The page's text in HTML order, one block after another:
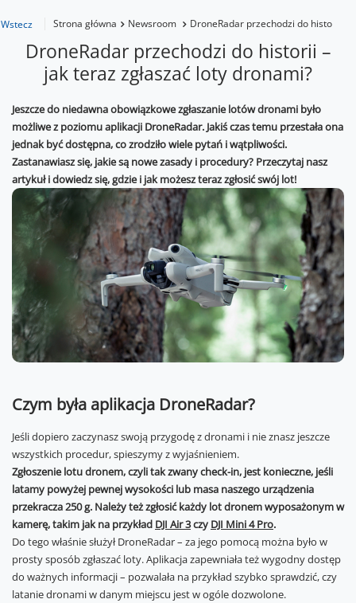
Wstecz Strona główna Newsroom DroneRadar przechodzi do historii –
DroneRadar przechodzi do historii –
jak teraz zgłaszać loty dronami?
Jeszcze do niedawna obowiązkowe zgłaszanie lotów dronami było
możliwe z poziomu aplikacji DroneRadar. Jakiś czas temu przestała ona
jednak być dostępna, co zrodziło wiele pytań i wątpliwości.
Zastanawiasz się, jakie są nowe zasady i procedury? Przeczytaj nasz
artykuł i dowiedz się, gdzie i jak możesz teraz zgłosić swój lot!
Czym była aplikacja DroneRadar?
Jeśli dopiero zaczynasz swoją przygodę z dronami i nie znasz jeszcze
wszystkich procedur, spieszymy z wyjaśnieniem.
Zgłoszenie lotu dronem, czyli tak zwany check-in, jest konieczne, jeśli
latamy powyżej pewnej wysokości lub masa naszego urządzenia
przekracza 250 g. Należy też zgłosić każdy lot dronem wyposażonym w
kamerę, takim jak na przykład DJI Air 3czy DJI Mini 4 Pro.
Do tego właśnie służył DroneRadar – za jego pomocą można było w
prosty sposób zgłaszać loty. Aplikacja zapewniała też wygodny dostęp
do ważnych informacji – pozwalała na przykład szybko sprawdzić, czy
latanie dronami w danym miejscu jest w ogóle dozwolone.